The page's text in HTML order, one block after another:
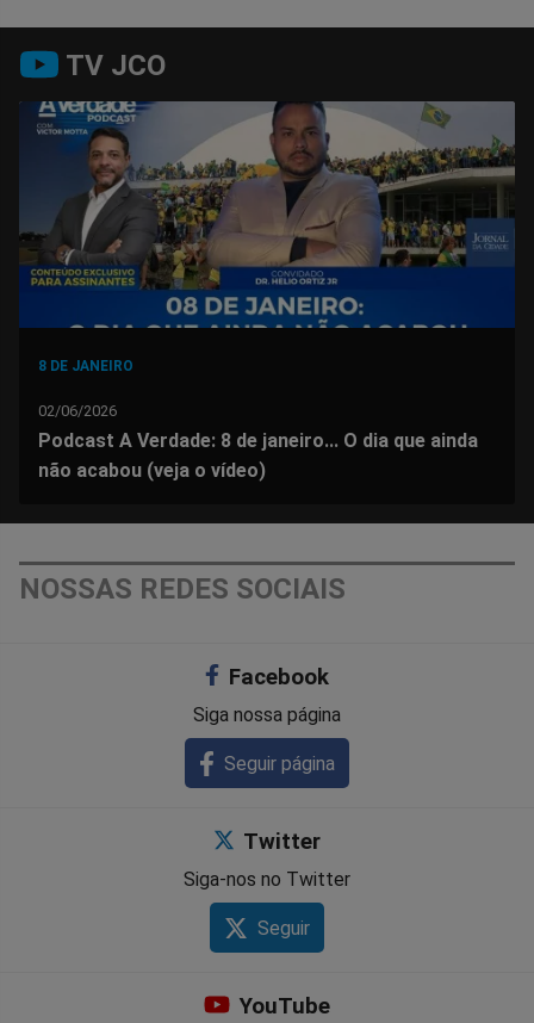
Compartilhar
no
Facebook
no
Whatsapp
no
Twitter
no
Messenger
no
Telegram
no
Gettr
TV JCO
8 DE JANEIRO
02/06/2026
Podcast A Verdade: 8 de janeiro... O dia que ainda
não acabou (veja o vídeo)
NOSSAS REDES SOCIAIS
Facebook
Siga nossa página
Seguir página
Twitter
Siga-nos no Twitter
Seguir
YouTube